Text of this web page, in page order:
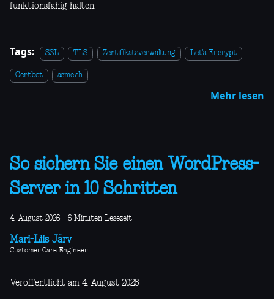
funktionsfähig halten.
Tags: SSL TLS Zertifikatsverwaltung Let's Encrypt
Certbot acme.sh
Mehr lesen
So sichern Sie einen WordPress-
Server in 10 Schritten
4. August 2026 · 6 Minuten Lesezeit
Mari-Liis Järv
Customer Care Engineer
Veröffentlicht am 4. August 2026